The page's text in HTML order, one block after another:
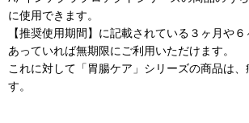
に使用できます。
【推奨使用期間】に記載されている３ヶ月や
あっていれば無期限にご利用いただけます。
これに対して「胃腸ケア」シリーズの商品は
す。